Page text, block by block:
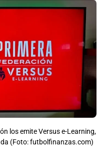
los emite Versus e-Learning,
(Foto: futbolfinanzas.com)